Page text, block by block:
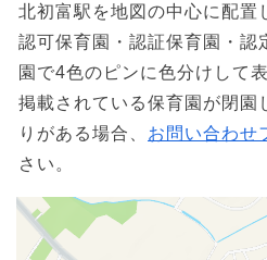
北初富駅を地図の中心に配置
認可保育園・認証保育園・認
園で4色のピンに色分けして
掲載されている保育園が閉園
りがある場合、 お問い合わせ
さい。